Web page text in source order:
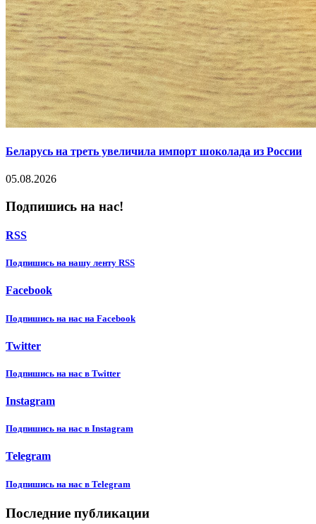
Беларусь на треть увеличила импорт шоколада из России
05.08.2026
Подпишись на нас!
RSS
Подпишиcь на нашу ленту RSS
Facebook
Подпишиcь на нас на Facebook
Twitter
Подпишиcь на нас в Twitter
Instagram
Подпишиcь на нас в Instagram
Telegram
Подпишиcь на нас в Telegram
Последние публикации